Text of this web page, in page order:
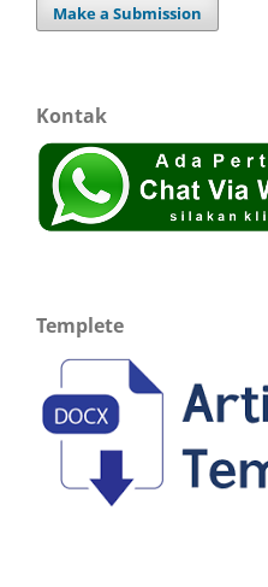
Make a Submission
Kontak
Templete